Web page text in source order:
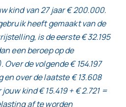
kind van 27 jaar € 200.000.
heeft gemaakt van de
is de eerste € 32.195
een beroep op de
de volgende € 154.197
en over de laatste € 13.608
kind € 15.419 + € 2.721 =
af te worden